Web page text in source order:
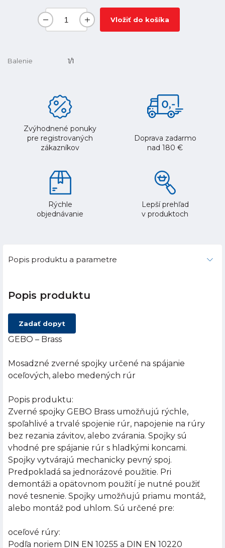
Vložiť do košíka
Balenie 1/1
Zvýhodnené ponuky
pre registrovaných
zákazníkov
Doprava zadarmo
nad 180 €
Rýchle
objednávanie
Lepší prehľad
v produktoch
Popis produktu a parametre
Popis produktu
Zadať dopyt
GEBO – Brass
Mosadzné zverné spojky určené na spájanie
oceľových, alebo medených rúr
Popis produktu:
Zverné spojky GEBO Brass umožňujú rýchle,
spoľahlivé a trvalé spojenie rúr, napojenie na rúry
bez rezania závitov, alebo zvárania. Spojky sú
vhodné pre spájanie rúr s hladkými koncami.
Spojky vytvárajú mechanicky pevný spoj.
Predpokladá sa jednorázové použitie. Pri
demontáži a opätovnom použití je nutné použiť
nové tesnenie. Spojky umožňujú priamu montáž,
alebo montáž pod uhlom. Sú určené pre:
oceľové rúry:
Podľa noriem DIN EN 10255 a DIN EN 10220